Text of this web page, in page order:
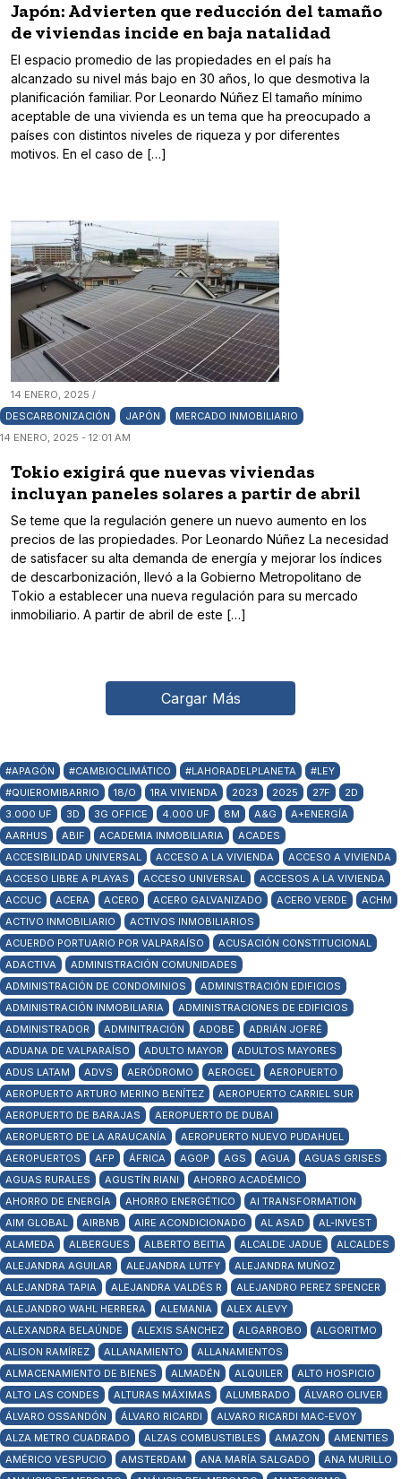
Japón: Advierten que reducción del tamaño
de viviendas incide en baja natalidad
El espacio promedio de las propiedades en el país ha
alcanzado su nivel más bajo en 30 años, lo que desmotiva la
planificación familiar. Por Leonardo Núñez El tamaño mínimo
aceptable de una vivienda es un tema que ha preocupado a
países con distintos niveles de riqueza y por diferentes
motivos. En el caso de […]
14 ENERO, 2025 /
DESCARBONIZACIÓN
JAPÓN
MERCADO INMOBILIARIO
14 ENERO, 2025 - 12:01 AM
Tokio exigirá que nuevas viviendas
incluyan paneles solares a partir de abril
Se teme que la regulación genere un nuevo aumento en los
precios de las propiedades. Por Leonardo Núñez La necesidad
de satisfacer su alta demanda de energía y mejorar los índices
de descarbonización, llevó a la Gobierno Metropolitano de
Tokio a establecer una nueva regulación para su mercado
inmobiliario. A partir de abril de este […]
Cargar Más
#APAGÓN #CAMBIOCLIMÁTICO #LAHORADELPLANETA
#LEY
#QUIEROMIBARRIO
18/O 1RA VIVIENDA 2023 2025 27F
2D
3.000 UF
3D 3G OFFICE 4.000 UF 8M A&G
A+ENERGÍA
AARHUS
ABIF ACADEMIA INMOBILIARIA
ACADES
ACCESIBILIDAD UNIVERSAL
ACCESO A LA VIVIENDA
ACCESO A VIVIENDA
ACCESO LIBRE A PLAYAS
ACCESO UNIVERSAL
ACCESOS A LA VIVIENDA
ACCUC
ACERA ACERO ACERO GALVANIZADO ACERO VERDE
ACHM
ACTIVO INMOBILIARIO
ACTIVOS INMOBILIARIOS
ACUERDO PORTUARIO POR VALPARAÍSO
ACUSACIÓN CONSTITUCIONAL
ADACTIVA
ADMINISTRACIÓN COMUNIDADES
ADMINISTRACIÓN DE CONDOMINIOS
ADMINISTRACIÓN EDIFICIOS
ADMINISTRACIÓN INMOBILIARIA
ADMINISTRACIONES DE EDIFICIOS
ADMINISTRADOR
ADMINITRACIÓN ADOBE
ADRIÁN JOFRÉ
ADUANA DE VALPARAÍSO
ADULTO MAYOR
ADULTOS MAYORES
ADUS LATAM
ADVS AERÓDROMO AEROGEL
AEROPUERTO
AEROPUERTO ARTURO MERINO BENÍTEZ
AEROPUERTO CARRIEL SUR
AEROPUERTO DE BARAJAS
AEROPUERTO DE DUBAI
AEROPUERTO DE LA ARAUCANÍA
AEROPUERTO NUEVO PUDAHUEL
AEROPUERTOS
AFP ÁFRICA AGOP AGS AGUA
AGUAS GRISES
AGUAS RURALES
AGUSTÍN RIANI
AHORRO ACADÉMICO
AHORRO DE ENERGÍA
AHORRO ENERGÉTICO
AI TRANSFORMATION
AIM GLOBAL
AIRBNB AIRE ACONDICIONADO AL ASAD
AL-INVEST
ALAMEDA
ALBERGUES ALBERTO BEITIA ALCALDE JADUE
ALCALDES
ALEJANDRA AGUILAR
ALEJANDRA LUTFY
ALEJANDRA MUÑOZ
ALEJANDRA TAPIA
ALEJANDRA VALDÉS R
ALEJANDRO PEREZ SPENCER
ALEJANDRO WAHL HERRERA
ALEMANIA
ALEX ALEVY
ALEXANDRA BELAÚNDE
ALEXIS SÁNCHEZ ALGARROBO
ALGORITMO
ALISON RAMÍREZ
ALLANAMIENTO
ALLANAMIENTOS
ALMACENAMIENTO DE BIENES
ALMADÉN ALQUILER
ALTO HOSPICIO
ALTO LAS CONDES
ALTURAS MÁXIMAS ALUMBRADO
ÁLVARO OLIVER
ÁLVARO OSSANDÓN
ÁLVARO RICARDI
ALVARO RICARDI MAC-EVOY
ALZA METRO CUADRADO
ALZAS COMBUSTIBLES AMAZON
AMENITIES
AMÉRICO VESPUCIO
AMSTERDAM ANA MARÍA SALGADO
ANA MURILLO